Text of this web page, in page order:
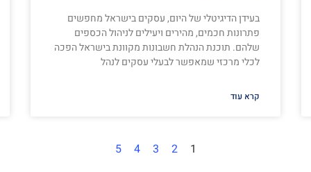
בעידן הדיגיטלי של היום, עסקים בישראל מחפשים
פתרונות חכמים, מהירים ויעילים לניהול הכספים
שלהם. תוכנת הנהלת חשבונות מקוונת בישראל הפכה
לכלי מרכזי שמאפשר לבעלי עסקים לנהל
קרא עוד
1
2
3
4
5